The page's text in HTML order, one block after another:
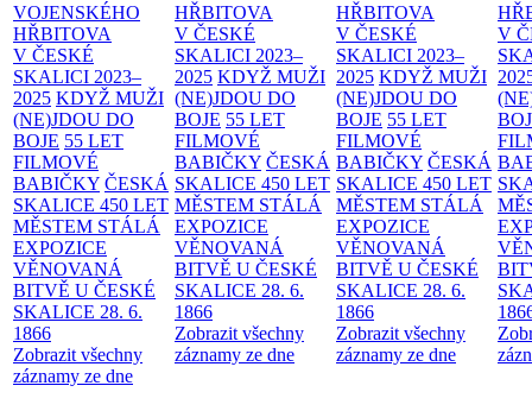
VOJENSKÉHO
HŘBITOVA
V ČESKÉ
SKALICI 2023–
2025 KDYŽ MUŽI
(NE)JDOU DO
BOJE 55 LET
FILMOVÉ
BABIČKY ČESKÁ
SKALICE 450 LET
MĚSTEM STÁLÁ
EXPOZICE
VĚNOVANÁ
BITVĚ U ČESKÉ
SKALICE 28. 6.
1866
Zobrazit všechny
záznamy ze dne
HŘBITOVA
V ČESKÉ
SKALICI 2023–
2025 KDYŽ MUŽI
(NE)JDOU DO
BOJE 55 LET
FILMOVÉ
BABIČKY ČESKÁ
SKALICE 450 LET
MĚSTEM STÁLÁ
EXPOZICE
VĚNOVANÁ
BITVĚ U ČESKÉ
SKALICE 28. 6.
1866
Zobrazit všechny
záznamy ze dne
HŘBITOVA
V ČESKÉ
SKALICI 2023–
2025 KDYŽ MUŽI
(NE)JDOU DO
BOJE 55 LET
FILMOVÉ
BABIČKY ČESKÁ
SKALICE 450 LET
MĚSTEM STÁLÁ
EXPOZICE
VĚNOVANÁ
BITVĚ U ČESKÉ
SKALICE 28. 6.
1866
Zobrazit všechny
záznamy ze dne
V